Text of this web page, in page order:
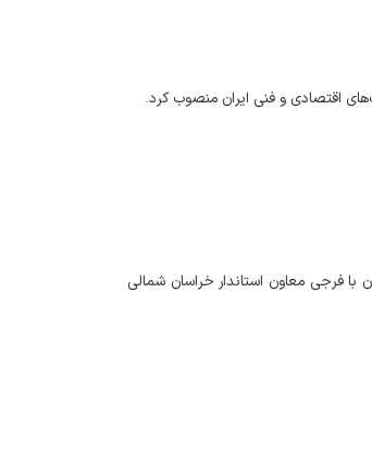
اقتصادی و فنی ایران منصوب کرد.
با فرجی معاون استاندار خراسان شمالی